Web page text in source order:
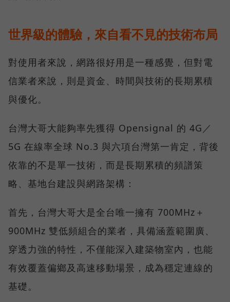
世界級的體驗，來自看不見的技術布局
對使用者來說，網路很好用是一種感覺，但對電
信業者來說，則是資金、時間與技術的長期累積
與優化。
台灣大哥大能夠率先獲得 Opensignal 的 4G／
5G 在線率全球 No.3 與六項台灣第一肯定，背後
依靠的不是單一技術，而是長期累積的頻譜策
略、基地台建設與網路架構：
首先，台灣大哥大是全台唯一擁有 700MHz＋
900MHz 雙低頻組合的業者，具備涵蓋範圍廣、
穿透力強的特性，不僅能深入建築物室內，也能
有效覆蓋偏鄉及高速移動場景，成為穩定連線的
基礎。